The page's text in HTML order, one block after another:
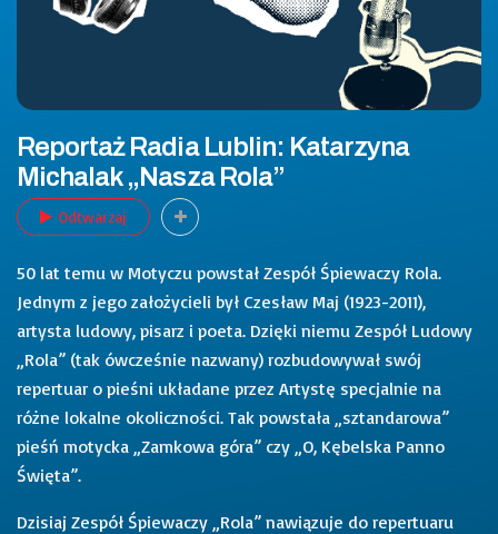
Reportaż Radia Lublin: Katarzyna
Michalak „Nasza Rola”
Odtwarzaj
50 lat temu w Motyczu powstał Zespół Śpiewaczy Rola.
Jednym z jego założycieli był Czesław Maj (1923-2011),
artysta ludowy, pisarz i poeta. Dzięki niemu Zespół Ludowy
„Rola” (tak ówcześnie nazwany) rozbudowywał swój
repertuar o pieśni układane przez Artystę specjalnie na
różne lokalne okoliczności. Tak powstała „sztandarowa”
pieśń motycka „Zamkowa góra” czy „O, Kębelska Panno
Święta”.
Dzisiaj Zespół Śpiewaczy „Rola” nawiązuje do repertuaru